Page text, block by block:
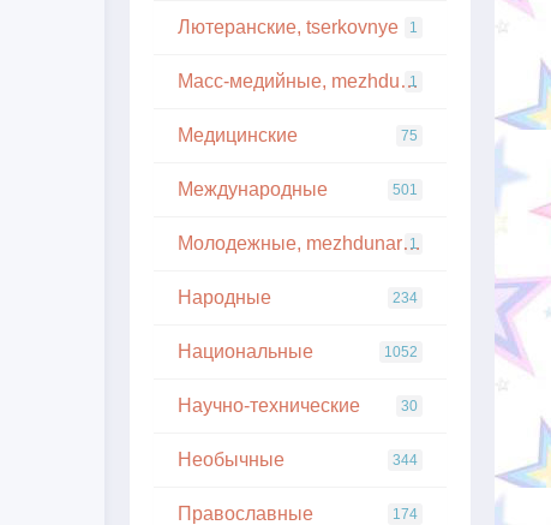
Лютеранские, tserkovnye 1
Масс-медийные, mezhdunarodnye
1
Медицинские 75
Международные 501
Молодежные, mezhdunarodnye
1
Народные 234
Национальные 1052
Научно-технические 30
Необычные 344
Православные 174